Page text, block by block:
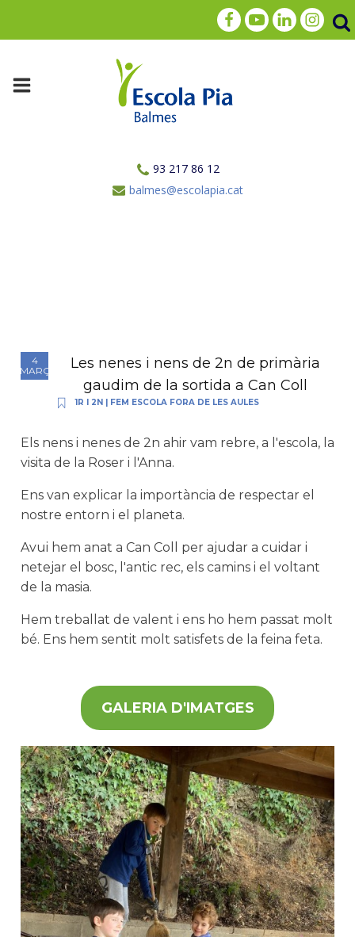
93 217 86 12
balmes@escolapia.cat
4
MARÇ
Les nenes i nens de 2n de primària
gaudim de la sortida a Can Coll
1R I 2N | FEM ESCOLA FORA DE LES AULES
Els nens i nenes de 2n ahir vam rebre, a l'escola, la
visita de la Roser i l'Anna.
Ens van explicar la importància de respectar el
nostre entorn i el planeta.
Avui hem anat a Can Coll per ajudar a cuidar i
netejar el bosc, l'antic rec, els camins i el voltant
de la masia.
Hem treballat de valent i ens ho hem passat molt
bé. Ens hem sentit molt satisfets de la feina feta.
GALERIA D'IMATGES